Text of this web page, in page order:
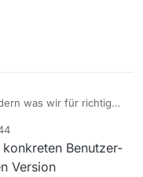
was wir für richtig
jederzeit auch ältere
aber auch damit
weiteren Bug fixes
über das Forum
abzugeben und
zu beteiligen.
Benutzer-
Version